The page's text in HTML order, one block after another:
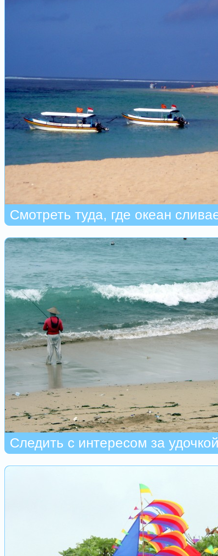
Смотреть туда, где океан
Следить с интересом за